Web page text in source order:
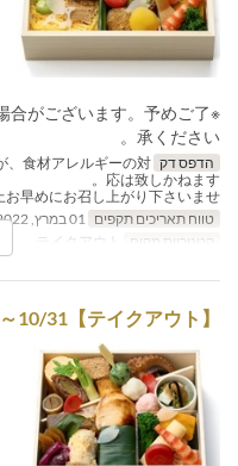
合がございます。予めご了
承ください。
הדפס דק 、食材アレルギーの対
応は致しかねます。
早めにお召し上がり下さいませ。
טווח תאריכים תקפים
קטגוריית מקום
【テイクアウト】料亭浅田のお弁当「藤」～10/31